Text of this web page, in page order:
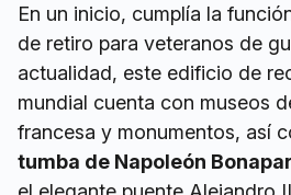
En un inicio, cumplía la
de retiro para veteranos de
actualidad, este edificio de
mundial cuenta con museos
francesa y monumentos, así
tumba de Napoleón